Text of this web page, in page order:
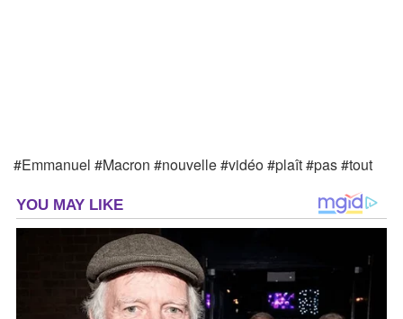
#Emmanuel #Macron #nouvelle #vidéo #plaît #pas #tout